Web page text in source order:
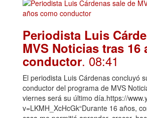
Periodista Luis
MVS Noticias tras 16
conductor. 08:41
El periodista Luis Cárdenas concluyó
conductor del programa de MVS
viernes será su último día.https://
v=LKMH_XcHcGk“Durante 16 años,